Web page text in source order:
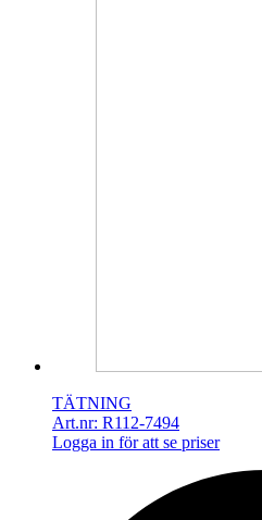
TÄTNING
Art.nr: R112-7494
Logga in för att se priser